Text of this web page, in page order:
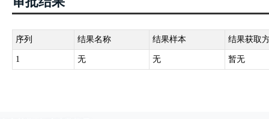
序列 结果名称 结果样本 结果获取
1 无 无 暂无